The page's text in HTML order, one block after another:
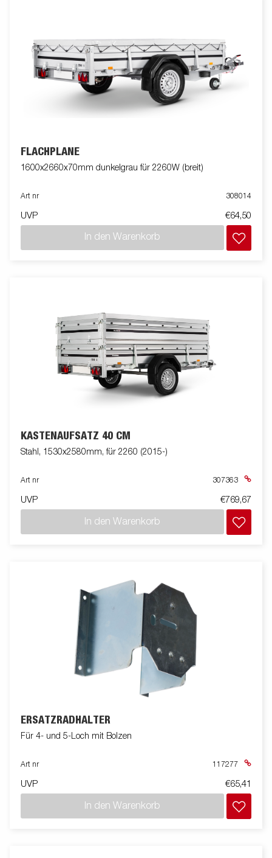
FLACHPLANE
1600x2660x70mm dunkelgrau für 2260W (breit)
Art nr 308014
UVP €64,50
In den Warenkorb
KASTENAUFSATZ 40 CM
Stahl, 1530x2580mm, für 2260 (2015-)
Art nr 307363
UVP €769,67
In den Warenkorb
ERSATZRADHALTER
Für 4- und 5-Loch mit Bolzen
Art nr 117277
UVP €65,41
In den Warenkorb